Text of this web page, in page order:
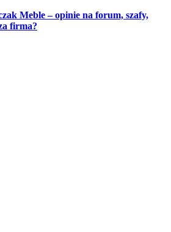
Meble – opinie na forum, szafy,
firma?